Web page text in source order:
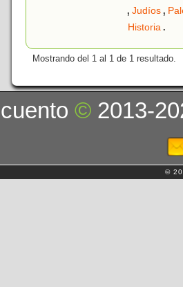
, Judíos,
Historia.
Mostrando del 1 al 1 de 1 resultado.
cuento© 2013-
©